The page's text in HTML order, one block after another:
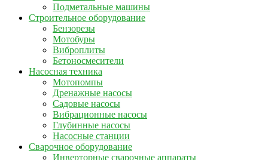
Подметальные машины
Строительное оборудование
Бензорезы
Мотобуры
Виброплиты
Бетоносмесители
Насосная техника
Мотопомпы
Дренажные насосы
Садовые насосы
Вибрационные насосы
Глубинные насосы
Насосные станции
Сварочное оборудование
Инверторные сварочные аппараты